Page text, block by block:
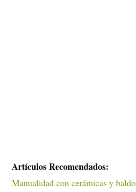
Artículos Recomendados:
Manualidad con cerámicas y